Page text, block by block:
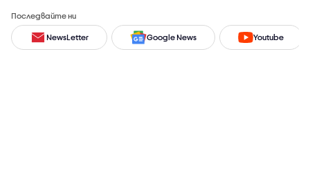
Последвайте ни
NewsLetter Google News Youtube